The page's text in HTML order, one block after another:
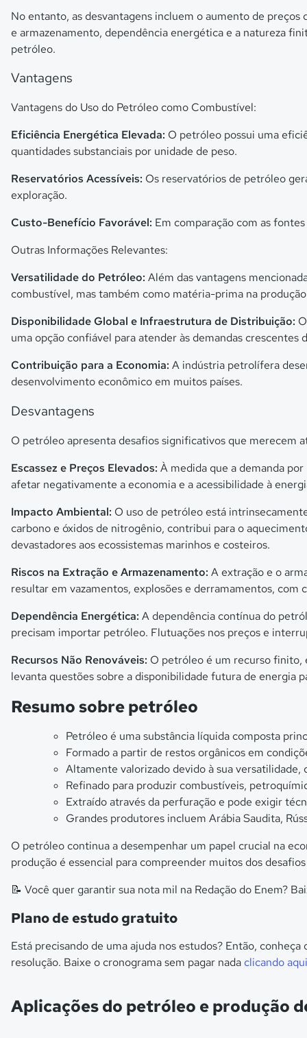
No entanto, as desvantagens incluem o aumento de preços
e armazenamento, dependência energética e a natureza
petróleo.
Vantagens
Vantagens do Uso do Petróleo como Combustível:
Eficiência Energética Elevada: O petróleo possui uma
quantidades substanciais por unidade de peso.
Reservatórios Acessíveis: Os reservatórios de petróleo
exploração.
Custo-Benefício Favorável: Em comparação com as
Outras Informações Relevantes:
Versatilidade do Petróleo: Além das vantagens
combustível, mas também como matéria-prima na
Disponibilidade Global e Infraestrutura de Distribuição:
uma opção confiável para atender às demandas crescentes
Contribuição para a Economia: A indústria petrolífera
desenvolvimento econômico em muitos países.
Desvantagens
O petróleo apresenta desafios significativos que merecem
Escassez e Preços Elevados: À medida que a demanda
afetar negativamente a economia e a acessibilidade à
Impacto Ambiental: O uso de petróleo está
carbono e óxidos de nitrogênio, contribui para o
devastadores aos ecossistemas marinhos e costeiros.
Riscos na Extração e Armazenamento: A extração e o
resultar em vazamentos, explosões e derramamentos, com
Dependência Energética: A dependência contínua do
precisam importar petróleo. Flutuações nos preços e
Recursos Não Renováveis: O petróleo é um recurso finito,
levanta questões sobre a disponibilidade futura de energia
Resumo sobre petróleo
Petróleo é uma substância líquida composta
Formado a partir de restos orgânicos em
Altamente valorizado devido à sua versatilidade,
Refinado para produzir combustíveis,
Extraído através da perfuração e pode exigir
Grandes produtores incluem Arábia Saudita,
O petróleo continua a desempenhar um papel crucial na
produção é essencial para compreender muitos dos
📝 Você quer garantir sua nota mil na Redação do Enem?
Plano de estudo gratuito
Está precisando de uma ajuda nos estudos? Então, conheça
resolução. Baixe o cronograma sem pagar nada clicando aqui
Aplicações do petróleo e produção